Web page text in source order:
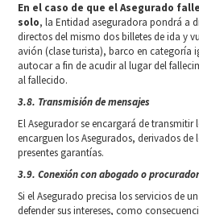
En el caso de que el Asegurado
solo, la Entidad aseguradora pondrá a
directos del mismo dos billetes de ida y
avión (clase turista), barco en categoría
autocar a fin de acudir al lugar del
al fallecido.
3.8. Transmisión de mensajes
El Asegurador se encargará de transmitir
encarguen los Asegurados, derivados
presentes garantías.
3.9. Conexión con abogado o
Si el Asegurado precisa los servicios de
defender sus intereses, como